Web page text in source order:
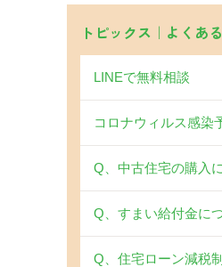
トピックス｜よくあ
LINEで無料相談
コロナウィルス感染
Q、中古住宅の購入
Q、すまい給付金に
Q、住宅ローン減税